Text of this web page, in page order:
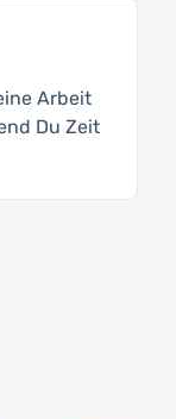
Arbeit
Du Zeit